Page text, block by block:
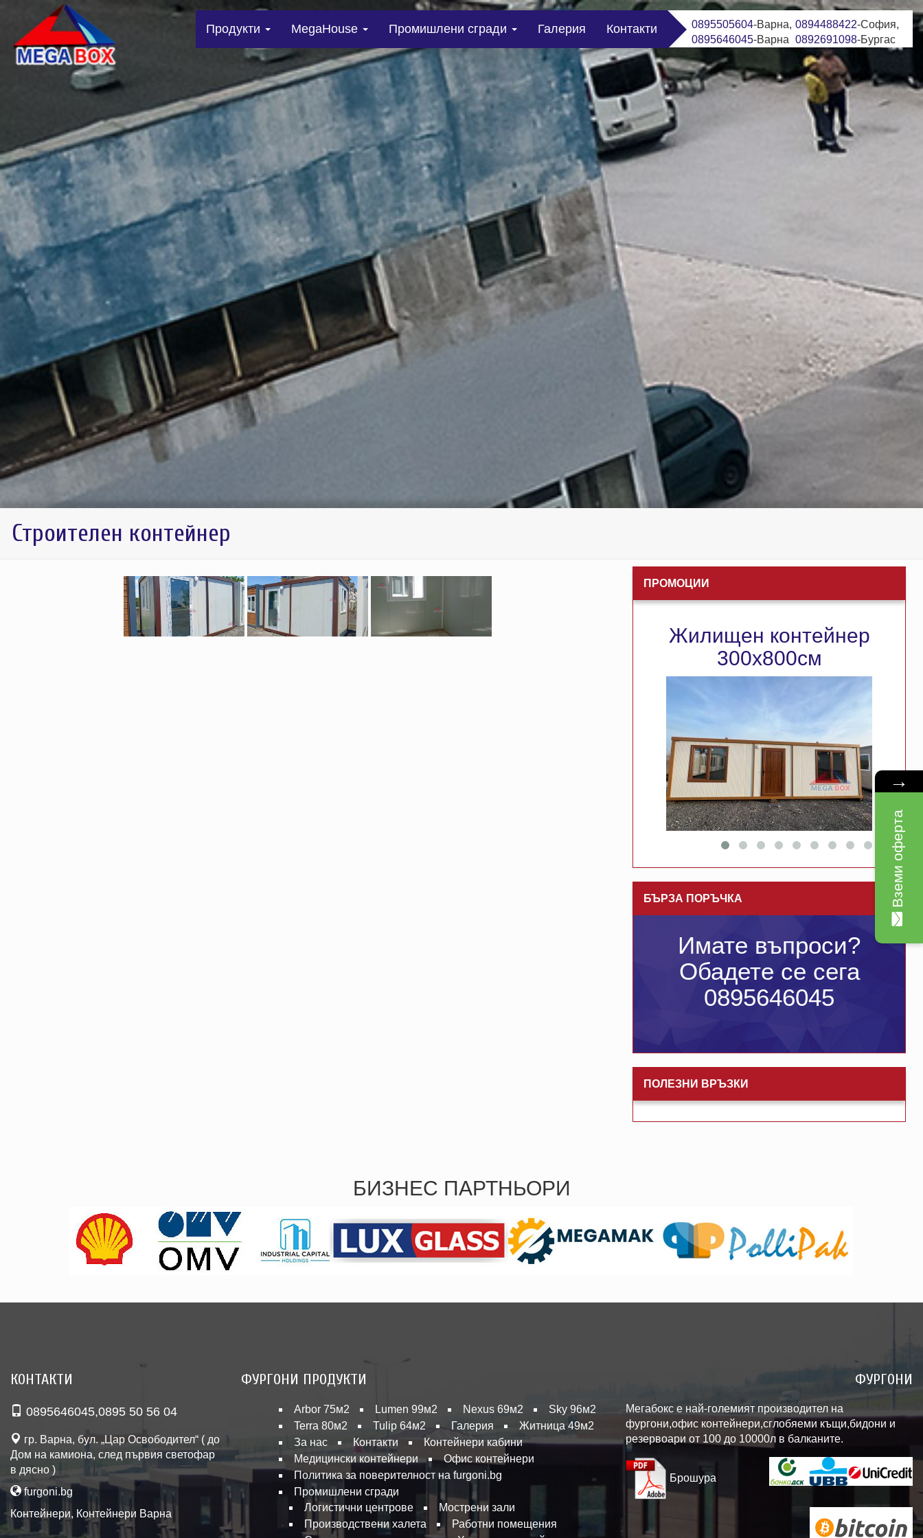
0895505604-Варна,
0895646045-Варна
0894488422-София,
0892691098-Бургас
Продукти MegaHouse Промишлени сгради Галерия Контакти
Строителен контейнер
ПРОМОЦИИ
Жилищен контейнер
300х800см
БЪРЗА ПОРЪЧКА
Имате въпроси?
Обадете се сега
0895646045
ПОЛЕЗНИ ВРЪЗКИ
БИЗНЕС ПАРТНЬОРИ
КОНТАКТИ
0895646045,0895 50 56 04
гр. Варна, бул. „Цар Освободител“ ( до
Дом на камиона, след първия светофар
в дясно )
furgoni.bg
Контейнери, Контейнери Варна
ФУРГОНИ ПРОДУКТИ
Arbor 75м2 Lumen 99м2 Nexus 69м2
Sky 96м2
Terra 80м2
Tulip 64м2 Галерия
Житница 49м2
За нас
Контакти
Контейнери кабини
Медицински контейнери
Офис контейнери
Политика за поверителност на furgoni.bg
Промишлени сгради
Логистични центрове
Мострени зали
Производствени халета
Работни помещения
ФУРГОНИ
Мегабокс е най-големият производител на
фургони,офис контейнери,сглобяеми къщи,бидони и
резервоари от 100 до 10000л в балканите.
Брошура
→
Вземи оферта